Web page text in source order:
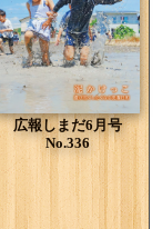
広報しまだ6月号
No.336